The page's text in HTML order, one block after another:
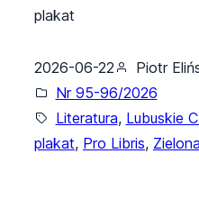
plakat
2026-06-22 Piotr
Nr 95-96/2026
Literatura, Lubuskie
plakat, Pro Libris,